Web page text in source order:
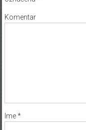
Komentar
Ime*